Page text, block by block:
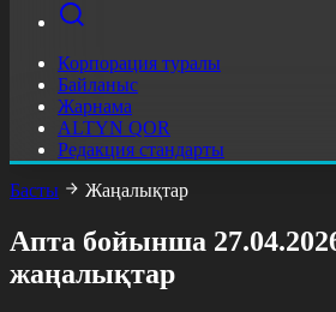
Корпорация туралы
Байланыс
Жарнама
ALTYN QOR
Редакция стандарты
Басты
Жаңалықтар
Апта бойынша
жаңалықтар